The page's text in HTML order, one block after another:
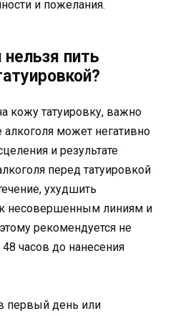
и пожелания.
пить
кожу татуировку, важно
алкоголя может негативно
и результате
перед татуировкой
ухудшить
несовершенным линиям и
рекомендуется не
часов до нанесения
первый день или